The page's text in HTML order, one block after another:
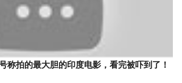
称拍的最大胆的印度电影，看完被吓到了！